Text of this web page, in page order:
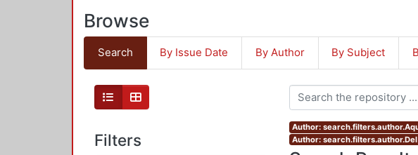
Browse
Search By Issue Date By Author By Subject
Filters
Author:
Author: